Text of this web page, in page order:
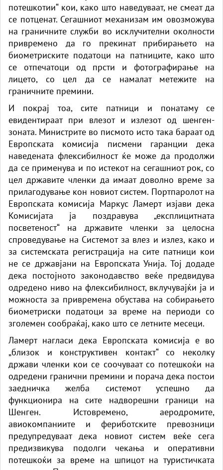
потешкотии“ кои, како што наведуваат, не смеат да
се потценат. Сегашниот механизам им овозможува
на граничните служби во исклучителни околности
привремено да го прекинат прибирањето на
биометриските податоци на патниците, како што
се отпечатоци од прсти и фотографирање на
лицето, со цел да се намалат метежите на
граничните премини.
И покрај тоа, сите патници и понатаму се
евидентираат при влезот и излезот од шенген-
зоната. Министрите во писмото исто така бараат од
Европската комисија писмени гаранции дека
наведената флексибилност ќе може да продолжи
да се применува и по истекот на сегашниот рок, со
цел државите членки да имаат доволно време за
прилагодување кон новиот систем. Портпаролот на
Европската комисија Маркус Ламерт изјави дека
Комисијата ја поздравува „експлицитната
посветеност“ на државите членки за целосна
спроведување на Системот за влез и излез, како и
за системската регистрација на сите патници кои
не се државјани на Европската Унија. Тој додаде
дека постојното законодавство веќе предвидува
одредено ниво на флексибилност, вклучувајќи ја и
можноста за привремена обустава на собирањето
биометриски податоци за време на периоди со
зголемен сообраќај, како што се летните месеци.
Ламерт нагласи дека Европската комисија е во
„близок и конструктивен контакт“ со неколку
држави членки кои се соочуваат со потешкоќи на
одредени гранични премини и порача дека постои
заедничка желба системот успешно да
функционира на сите надворешни граници на
Шенген. Истовремено, аеродромите,
авиокомпаниите и фериботските превозници
предупредуваат дека новиот систем веќе сега
предизвикува подолги чекања и оперативни
потешкоќи за време на шпицот на туристичката